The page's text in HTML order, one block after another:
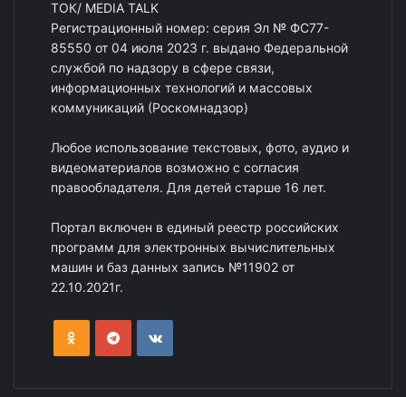
ТОК/ MEDIA TALK
Регистрационный номер: серия Эл № ФС77-
85550 от 04 июля 2023 г. выдано Федеральной
службой по надзору в сфере связи,
информационных технологий и массовых
коммуникаций (Роскомнадзор)
Любое использование текстовых, фото, аудио и
видеоматериалов возможно с согласия
правообладателя. Для детей старше 16 лет.
Портал включен в единый реестр российских
программ для электронных вычислительных
машин и баз данных запись №11902 от
22.10.2021г.